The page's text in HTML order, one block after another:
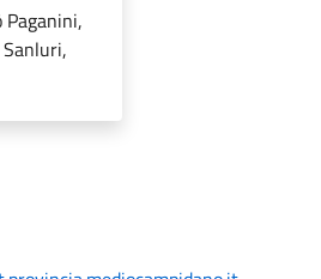
Paganini,